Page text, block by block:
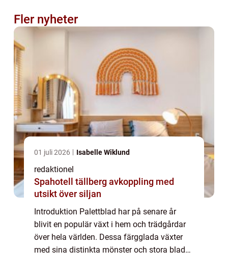
Fler nyheter
01 juli 2026 Isabelle Wiklund
redaktionel
Spahotell tällberg avkoppling med
utsikt över siljan
Introduktion Palettblad har på senare år
blivit en populär växt i hem och trädgårdar
över hela världen. Dessa färgglada växter
med sina distinkta mönster och stora blad